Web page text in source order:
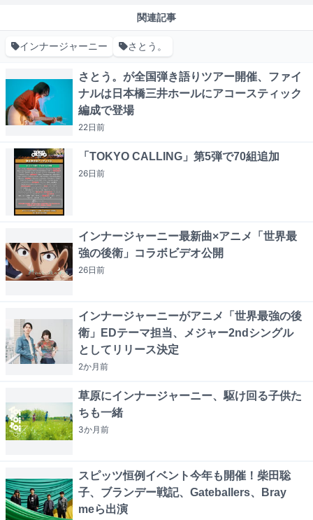
関連記事
インナージャーニー さとう。
さとう。が全国弾き語りツアー開催、ファイ
ナルは日本橋三井ホールにアコースティック
編成で登場
22日前
「TOKYO CALLING」第5弾で70組追加
26日前
インナージャーニー最新曲×アニメ「世界最
強の後衛」コラボビデオ公開
26日前
インナージャーニーがアニメ「世界最強の後
衛」EDテーマ担当、メジャー2ndシングル
としてリリース決定
2か月前
草原にインナージャーニー、駆け回る子供た
ちも一緒
3か月前
スピッツ恒例イベント今年も開催！柴田聡
子、ブランデー戦記、Gateballers、Bray
meら出演